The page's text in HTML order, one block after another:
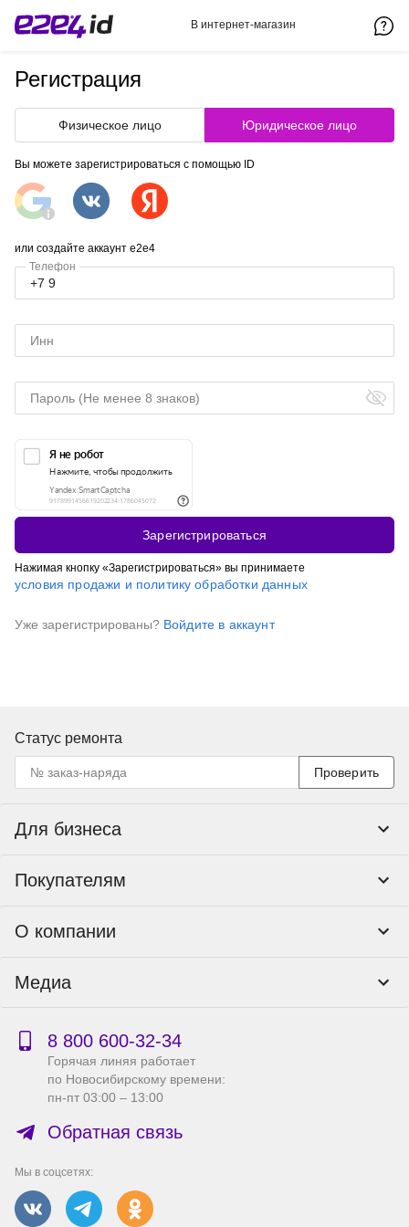
В интернет-магазин
Регистрация
Физическое лицо Юридическое лицо
Вы можете зарегистрироваться с помощью ID
или создайте аккаунт e2e4
Телефон
Зарегистрироваться
Нажимая кнопку «Зарегистрироваться» вы принимаете
условия продажи и политику обработки данных
Уже зарегистрированы? Войдите в аккаунт
Статус ремонта
Проверить
Для бизнеса
Тендеры и гос закупки
Покупателям
Пункты выдачи
Доставка
Гарантия и возврат
Бонусная программа
Сервисный центр
Справка по работе с e2e4 ID
О компании
Реквизиты
Публичная оферта
Правила продажи на сайте
Производители
Вакансии
Медиа
Новости
Акции
8 800 600‑32‑34
Горячая линяя работает
по Новосибирскому времени:
пн-пт 03:00 – 13:00
Обратная связь
Мы в соцсетях: